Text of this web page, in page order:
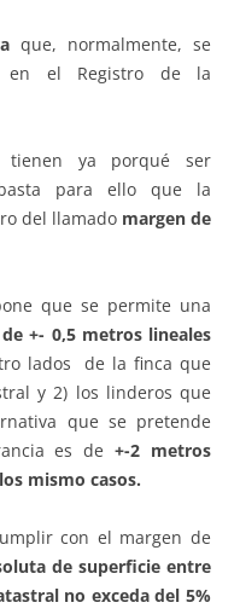
que, normalmente, se
en el Registro de la
tienen ya porqué ser
para ello que la
del llamado margen de
que se permite una
+- 0,5 metros lineales
lados de la finca que
y 2) los linderos que
que se pretende
es de+-2 metros
mismo casos.
con el margen de
de superficie entre
no exceda del 5%